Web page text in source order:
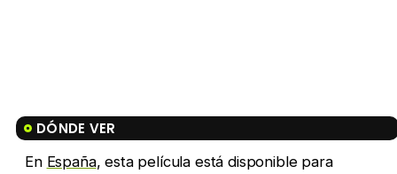
DÓNDE VER
En España, esta película está disponible para